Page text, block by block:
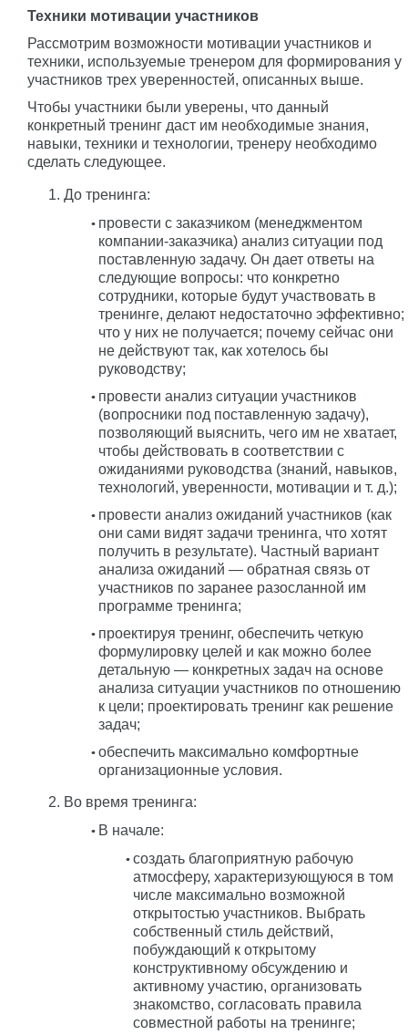
Техники мотивации участников
Рассмотрим возможности мотивации участников и
техники, используемые тренером для формирования у
участников трех уверенностей, описанных выше.
Чтобы участники были уверены, что данный
конкретный тренинг даст им необходимые знания,
навыки, техники и технологии, тренеру необходимо
сделать следующее.
До тренинга:
провести с заказчиком (менеджментом
компании-заказчика) анализ ситуации под
поставленную задачу. Он дает ответы на
следующие вопросы: что конкретно
сотрудники, которые будут участвовать в
тренинге, делают недостаточно эффективно;
что у них не получается; почему сейчас они
не действуют так, как хотелось бы
руководству;
провести анализ ситуации участников
(вопросники под поставленную задачу),
позволяющий выяснить, чего им не хватает,
чтобы действовать в соответствии с
ожиданиями руководства (знаний, навыков,
технологий, уверенности, мотивации и т. д.);
провести анализ ожиданий участников (как
они сами видят задачи тренинга, что хотят
получить в результате). Частный вариант
анализа ожиданий — обратная связь от
участников по заранее разосланной им
программе тренинга;
проектируя тренинг, обеспечить четкую
формулировку целей и как можно более
детальную — конкретных задач на основе
анализа ситуации участников по отношению
к цели; проектировать тренинг как решение
задач;
обеспечить максимально комфортные
организационные условия.
Во время тренинга:
В начале:
создать благоприятную рабочую
атмосферу, характеризующуюся в том
числе максимально возможной
открытостью участников. Выбрать
собственный стиль действий,
побуждающий к открытому
конструктивному обсуждению и
активному участию, организовать
знакомство, согласовать правила
совместной работы на тренинге;